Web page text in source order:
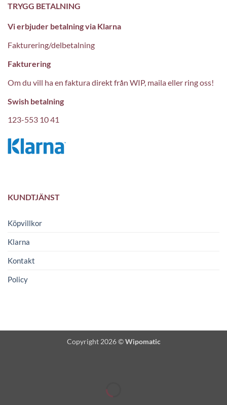
TRYGG BETALNING
Vi erbjuder betalning via Klarna
Fakturering/delbetalning
Fakturering
Om du vill ha en faktura direkt från WIP, maila eller ring oss!
Swish betalning
123-553 10 41
KUNDTJÄNST
Köpvillkor
Klarna
Kontakt
Policy
Copyright 2026 ©Wipomatic